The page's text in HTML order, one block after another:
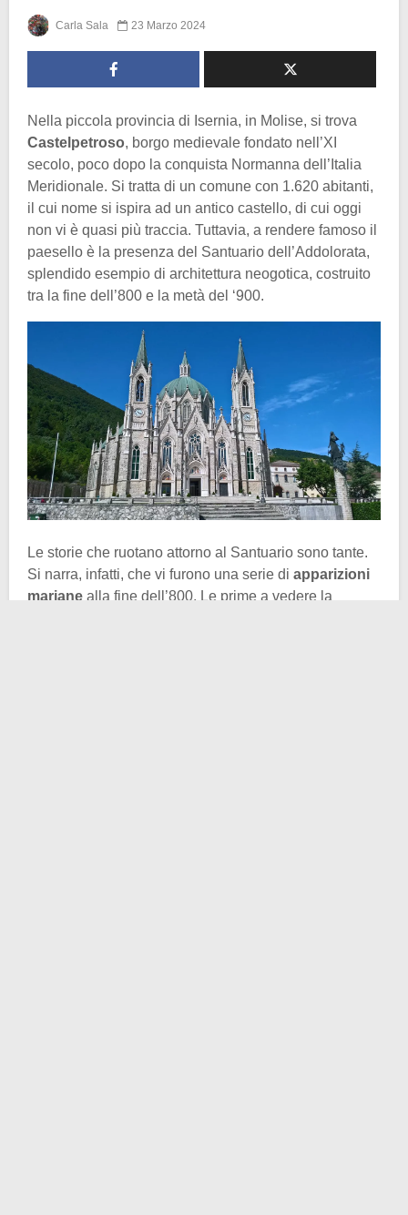
Carla Sala 23 Marzo 2024
Nella piccola provincia di Isernia, in Molise, si trova
Castelpetroso, borgo medievale fondato nell’XI
secolo, poco dopo la conquista Normanna dell’Italia
Meridionale. Si tratta di un comune con 1.620 abitanti,
il cui nome si ispira ad un antico castello, di cui oggi
non vi è quasi più traccia. Tuttavia, a rendere famoso il
paesello è la presenza del Santuario dell’Addolorata,
splendido esempio di architettura neogotica, costruito
tra la fine dell’800 e la metà del ‘900.
Le storie che ruotano attorno al Santuario sono tante.
Si narra, infatti, che vi furono una serie di apparizioni
mariane alla fine dell’800. Le prime a vedere la